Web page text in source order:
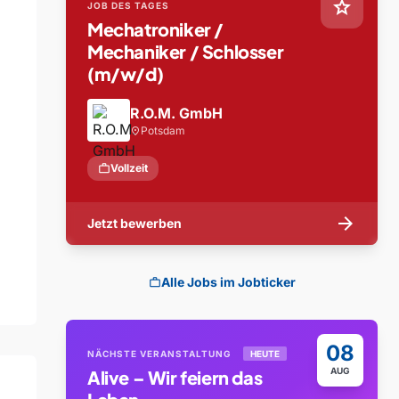
star
JOB DES TAGES
Mechatroniker /
Mechaniker / Schlosser
(m/w/d)
R.O.M. GmbH
location_on Potsdam
workVollzeit
Jetzt bewerben arrow_forward
workAlle Jobs im Jobticker
08
AUG
NÄCHSTE VERANSTALTUNG HEUTE
Alive – Wir feiern das